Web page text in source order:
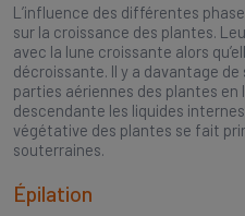
L’influence des différentes
sur la croissance des plantes.
avec la lune croissante alors
décroissante. Il y a davantage
parties aériennes des plantes en
descendante les liquides
végétative des plantes se fait
souterraines.
Épilation